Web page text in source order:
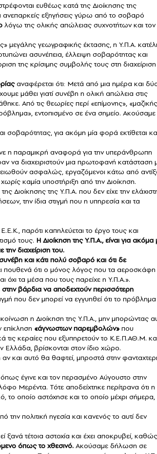
ευθέως κατά της Διοίκησης της
ανεπαρκείς εξηγήσεις γύρω από το σοβαρό
λόγω της ολικής απώλειας συχνοτήτων και τον
μεγάλης γεωγραφικής έκτασης, η Υ.Π.Α.
ασυνέπεια, έλλειψη σοβαρότητας και
της κρίσιμης συμβολής τους στη διαχείριση
αναφέρεται ότι: Μετά από μια ημέρα και
μάθει γιατί συνέβη η ολική απώλεια στις
Από τις θεωρίες περί «επίμονης», «μαζικής
εντοπισμένο σε ένα σημείο. Ακούσαμε
σοβαρότητας, για ακόμη μία φορά εκτίθεται
η παραμικρή αναφορά για την υπεράνθρωπη
να διαχειριστούν μια πρωτοφανή κατάσταση
ασφαλώς, εργαζόμενοι κάτω από
καμία υποστήριξη από την Διοίκηση.
Διοίκησης της Υ.Π.Α. που δεν είχε την
την ίδια στιγμή που η υπηρεσία και τα
παρότι καπηλεύεται το έργο τους και
τους. Η Διοίκηση της Υ.Π.Α., είναι για ακόμα
διαχείριση του.
και κάτι πολύ σοβαρό και ότι δε
πουθενά ότι ο μόνος λόγος που τα αεροσκάφη
όχι τα μέσα που τους παρείχε η Υ.Π.Α.».
στην βάρδια να αποδεχτούν περισσότερη
που δεν μπορεί να εγγυηθεί ότι το πρόβλημα
η Διοίκηση της Υ.Π.Α., μην μπορώντας
επίκληση «άγνωστων παρεμβολών» που
τις κεραίες που εξυπηρετούν το Κ.Ε.Π.ΑΘ.Μ.
Ελλάδα, βρίσκονται στον ίδιο χώρο.
και αυτό θα θαφτεί, μπροστά στην
έγινε και τον περασμένο Αύγουστο στην
Μερέντα. Τότε αποδείχτηκε περίτρανα ότι η
το οποίο αστόχησε και το οποίο μέχρι σήμερα,
πολιτική ηγεσία και κανενός το αυτί δεν
τέτοια αστοχία και έχει αποκρυβεί, καθώς
όπως το χθεσινό. Ακούσαμε δήλωση σε